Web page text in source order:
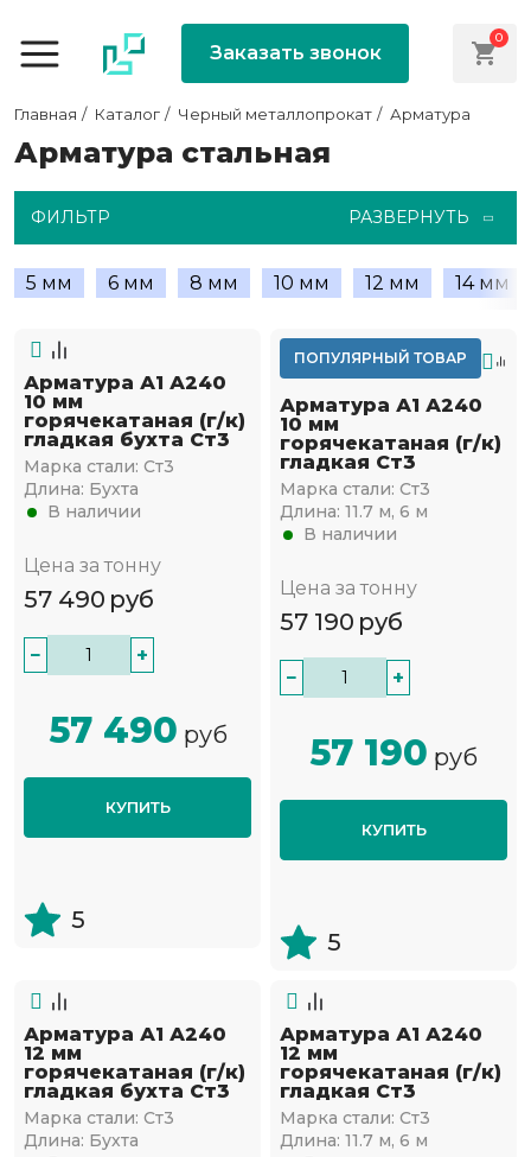
Заказать звонок
0
Главная Каталог Черный металлопрокат Арматура
Арматура стальная
ФИЛЬТР РАЗВЕРНУТЬ
5 мм 6 мм 8 мм 10 мм 12 мм 14 мм
Арматура А1 А240
10 мм
горячекатаная (г/к)
гладкая бухта Ст3
Марка стали: Ст3
Длина: Бухта
В наличии
Цена за тонну
57 490 руб
− +
57 490 руб
КУПИТЬ
5
ПОПУЛЯРНЫЙ ТОВАР
Арматура А1 А240
10 мм
горячекатаная (г/к)
гладкая Ст3
Марка стали: Ст3
Длина: 11.7 м, 6 м
В наличии
Цена за тонну
57 190 руб
− +
57 190 руб
КУПИТЬ
5
Арматура А1 А240
12 мм
горячекатаная (г/к)
гладкая бухта Ст3
Марка стали: Ст3
Длина: Бухта
Арматура А1 А240
12 мм
горячекатаная (г/к)
гладкая Ст3
Марка стали: Ст3
Длина: 11.7 м, 6 м